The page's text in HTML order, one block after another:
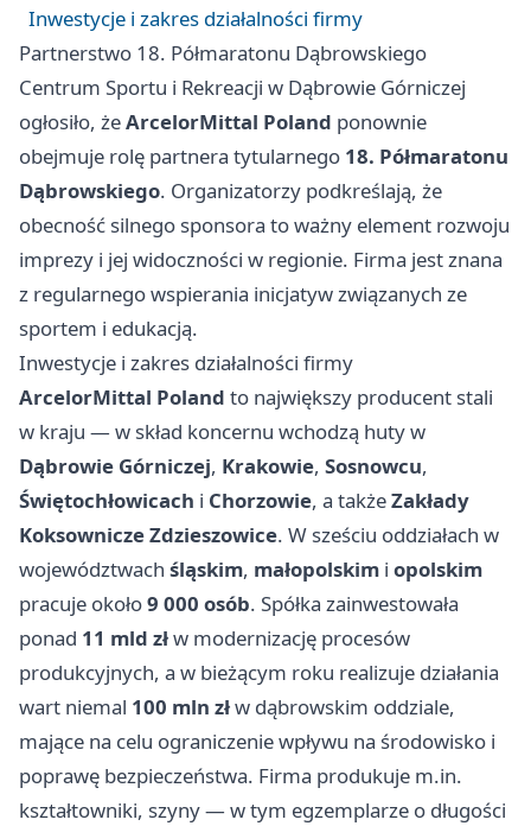
Inwestycje i zakres działalności firmy
Partnerstwo 18. Półmaratonu Dąbrowskiego
Centrum Sportu i Rekreacji w Dąbrowie Górniczej
ogłosiło, żeArcelorMittal Poland ponownie
obejmuje rolę partnera tytularnego 18. Półmaratonu
Dąbrowskiego. Organizatorzy podkreślają, że
obecność silnego sponsora to ważny element rozwoju
imprezy i jej widoczności w regionie. Firma jest znana
z regularnego wspierania inicjatyw związanych ze
sportem i edukacją.
Inwestycje i zakres działalności firmy
ArcelorMittal Poland to największy producent stali
w kraju — w skład koncernu wchodzą huty w
Dąbrowie Górniczej, Krakowie, Sosnowcu,
Świętochłowicach i Chorzowie, a takżeZakłady
Koksownicze Zdzieszowice. W sześciu oddziałach w
województwach śląskim, małopolskim i opolskim
pracuje około9 000 osób. Spółka zainwestowała
ponad 11 mld złw modernizację procesów
produkcyjnych, a w bieżącym roku realizuje działania
wart niemal 100 mln złw dąbrowskim oddziale,
mające na celu ograniczenie wpływu na środowisko i
poprawę bezpieczeństwa. Firma produkuje m.in.
kształtowniki, szyny — w tym egzemplarze o długości